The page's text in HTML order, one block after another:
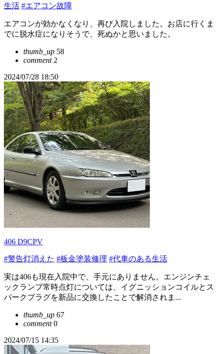
生活 #エアコン故障
エアコンが効かなくなり、再び入院しました。お店に行くま
でに脱水症になりそうで、死ぬかと思いました。
thumb_up 58
comment2
2024/07/28 18:50
406 D9CPV
#警告灯消えた #板金塗装修理 #代車のある生活
実は406も現在入院中で、手元にありません。エンジンチェ
ックランプ常時点灯については、イグニッションコイルとス
パークプラグを新品に交換したことで解消されま...
thumb_up 67
comment0
2024/07/15 14:35